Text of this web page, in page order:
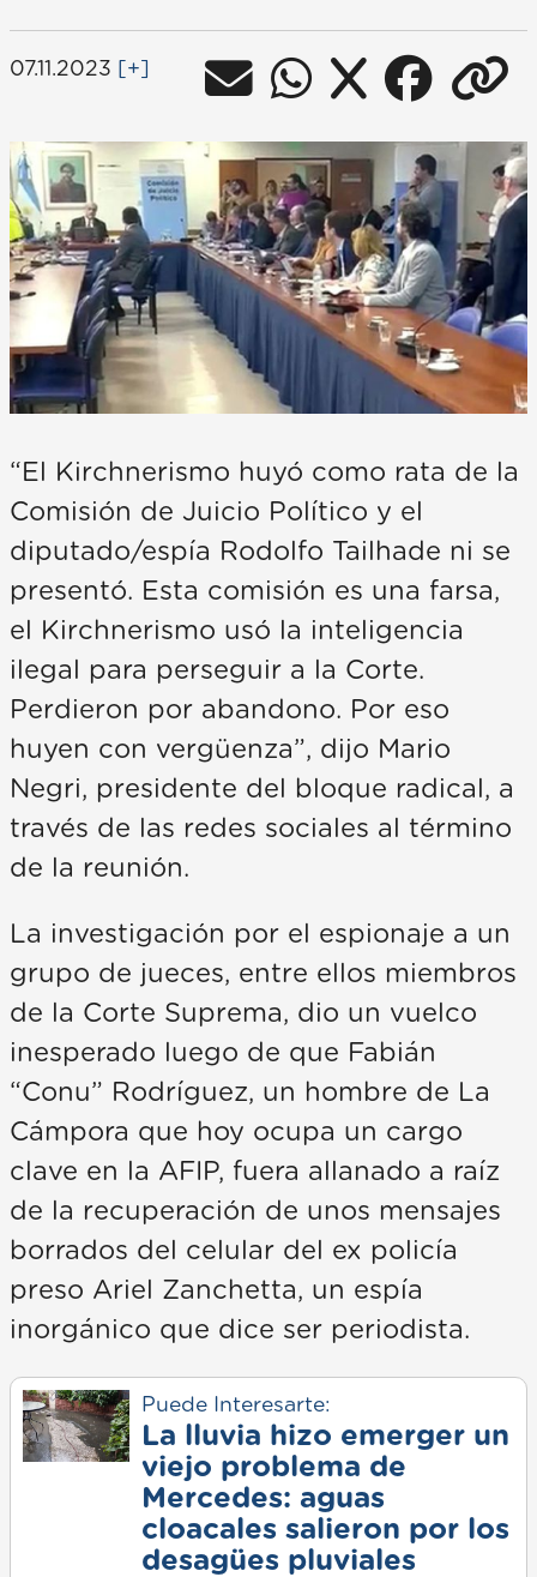
07.11.2023 [+]
“El Kirchnerismo huyó como rata de la
Comisión de Juicio Político y el
diputado/espía Rodolfo Tailhade ni se
presentó. Esta comisión es una farsa,
el Kirchnerismo usó la inteligencia
ilegal para perseguir a la Corte.
Perdieron por abandono. Por eso
huyen con vergüenza”, dijo Mario
Negri, presidente del bloque radical, a
través de las redes sociales al término
de la reunión.
La investigación por el espionaje a un
grupo de jueces, entre ellos miembros
de la Corte Suprema, dio un vuelco
inesperado luego de que Fabián
“Conu” Rodríguez, un hombre de La
Cámpora que hoy ocupa un cargo
clave en la AFIP, fuera allanado a raíz
de la recuperación de unos mensajes
borrados del celular del ex policía
preso Ariel Zanchetta, un espía
inorgánico que dice ser periodista.
Puede Interesarte:
La lluvia hizo emerger un
viejo problema de
Mercedes: aguas
cloacales salieron por los
desagües pluviales